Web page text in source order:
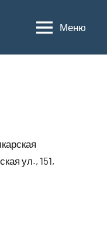
Меню
ул., 151,